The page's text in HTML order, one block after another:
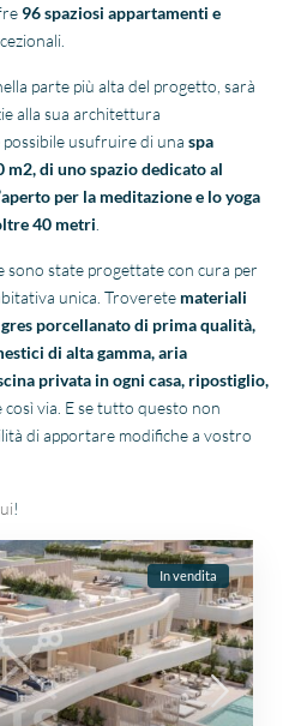
96 spaziosi appartamenti e
parte più alta del progetto, sarà
alla sua architettura
possibile usufruire di unaspa
m2, di uno spazio dedicato al
per la meditazione e lo yoga
40 metri
sono state progettate con cura per
unica. Troverete materiali
porcellanato di prima qualità,
di alta gamma, aria
privata in ogni casa, ripostiglio,
così via. E se tutto questo non
di apportare modifiche a vostro
!
In vendita